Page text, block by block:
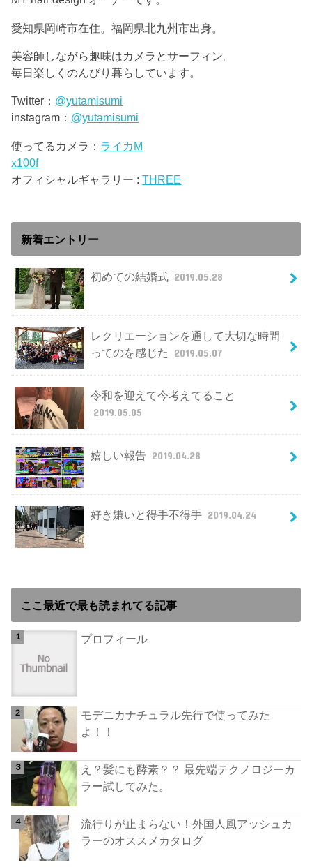
愛知県岡崎市在住。福岡県北九州市出身。
美容師しながら趣味はカメラとサーフィン。
毎日楽しくのんびり暮らしています。
Twitter： @yutamisumi
instagram： @yutamisumi
使ってるカメラ： ライカM
x100f
オフィシャルギャラリー :THREE
新着エントリー
初めての結婚式 2019.05.28
レクリエーションを通して大切な時間
ってのを感じた
2019.05.07
令和を迎えて今考えてること
2019.05.05
嬉しい報告 2019.04.28
好き嫌いと得手不得手 2019.04.24
ここ最近で最も読まれてる記事
プロフィール
モデニカナチュラル先行で使ってみた
よ！！
え？髪にも酵素？？ 最先端テクノロジーカ
ラー試してみた。
流行りが止まらない！外国人風アッシュカ
ラーのオススメカタログ